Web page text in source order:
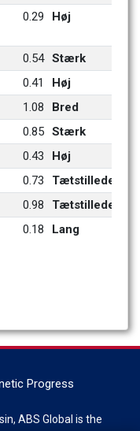
0.29 Høj
0.54 Stærk
0.41
Høj
1.08
Bred
0.85 Stærk
0.43
Høj
0.73
Tætstillede
0.98
Tætstillede
0.18 Lang
ABS Global is the